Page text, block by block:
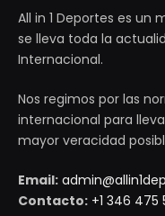
All in 1 Deportes es un
se lleva toda la
Internacional.
Nos regimos por las
internacional para
mayor veracidad
Email:
Contacto: +1 346 475